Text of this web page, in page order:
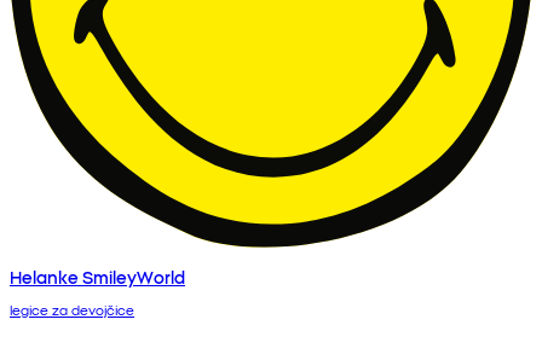
Helanke SmileyWorld
legice za devojčice